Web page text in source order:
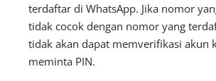
terdaftar di WhatsApp. Jika nomor
tidak cocok dengan nomor yang
tidak akan dapat memverifikasi akun
meminta PIN.